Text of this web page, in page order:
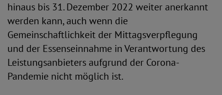
hinaus bis 31. Dezember 2022 weiter anerkannt
werden kann, auch wenn die
Gemeinschaftlichkeit der Mittagsverpflegung
und der Essenseinnahme in Verantwortung des
Leistungsanbieters aufgrund der Corona-
Pandemie nicht möglich ist.